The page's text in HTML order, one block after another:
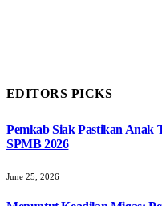
EDITORS PICKS
Pemkab Siak Pastikan Anak
SPMB 2026
June 25, 2026